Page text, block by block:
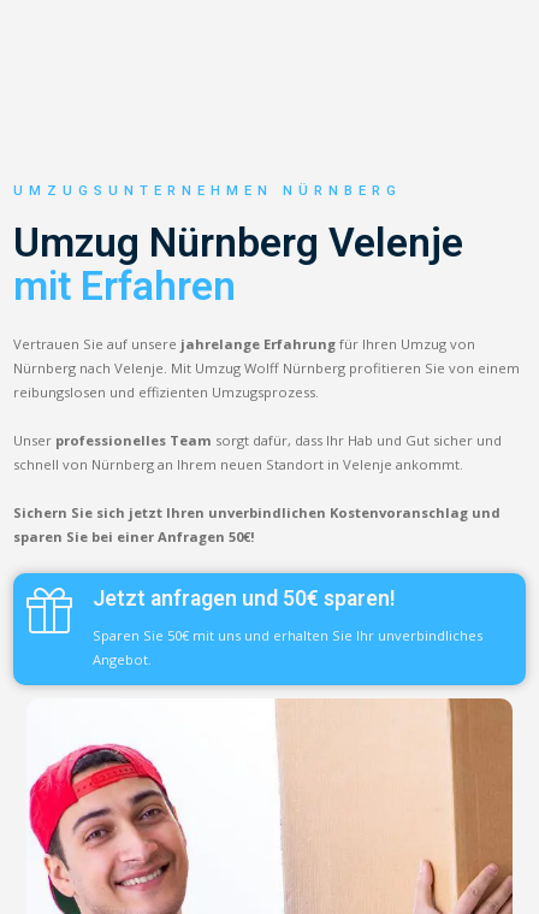
UMZUGSUNTERNEHMEN NÜRNBERG
Umzug Nürnberg Velenje
mit Erfahren
Vertrauen Sie auf unsere jahrelange Erfahrung für Ihren Umzug von
Nürnberg nach Velenje. Mit Umzug Wolff Nürnberg profitieren Sie von einem
reibungslosen und effizienten Umzugsprozess.
Unser professionelles Team sorgt dafür, dass Ihr Hab und Gut sicher und
schnell von Nürnberg an Ihrem neuen Standort in Velenje ankommt.
Sichern Sie sich jetzt Ihren unverbindlichen Kostenvoranschlag und
sparen Sie bei einer Anfragen 50€!
Jetzt anfragen und 50€ sparen!
Sparen Sie 50€ mit uns und erhalten Sie Ihr unverbindliches
Angebot.